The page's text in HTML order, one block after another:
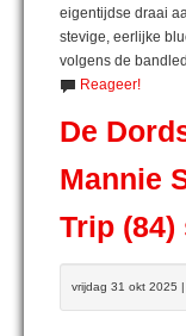
eigentijdse draai
stevige, eerlijke
volgens de
Reageer!
De
Mannie
Trip (84)
vrijdag 31 okt 2025